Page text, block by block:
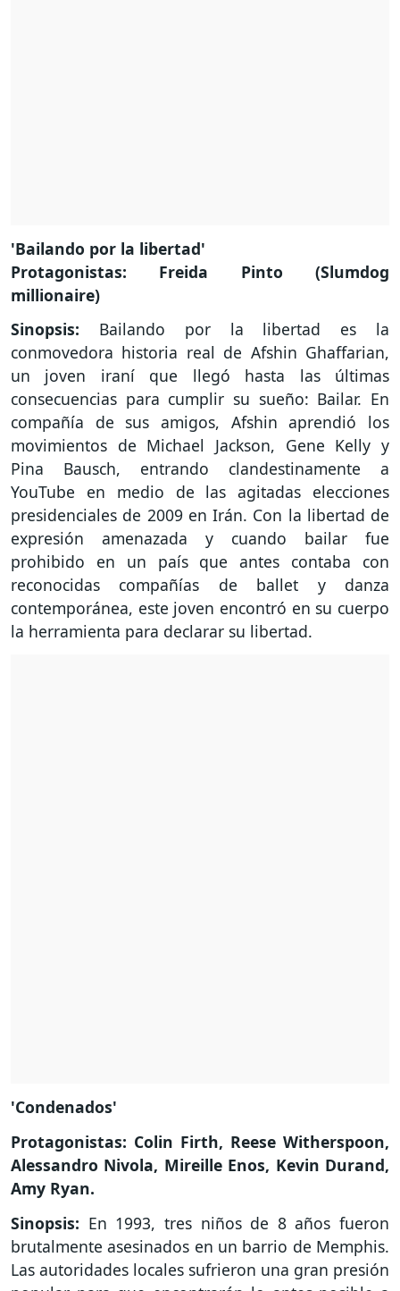
'Bailando por la libertad'
Protagonistas: Freida Pinto (Slumdog
millionaire)
Sinopsis: Bailando por la libertad es la
conmovedora historia real de Afshin Ghaffarian,
un joven iraní que llegó hasta las últimas
consecuencias para cumplir su sueño: Bailar. En
compañía de sus amigos, Afshin aprendió los
movimientos de Michael Jackson, Gene Kelly y
Pina Bausch, entrando clandestinamente a
YouTube en medio de las agitadas elecciones
presidenciales de 2009 en Irán. Con la libertad de
expresión amenazada y cuando bailar fue
prohibido en un país que antes contaba con
reconocidas compañías de ballet y danza
contemporánea, este joven encontró en su cuerpo
la herramienta para declarar su libertad.
'Condenados'
Protagonistas: Colin Firth, Reese Witherspoon,
Alessandro Nivola, Mireille Enos, Kevin Durand,
Amy Ryan.
Sinopsis: En 1993, tres niños de 8 años fueron
brutalmente asesinados en un barrio de Memphis.
Las autoridades locales sufrieron una gran presión